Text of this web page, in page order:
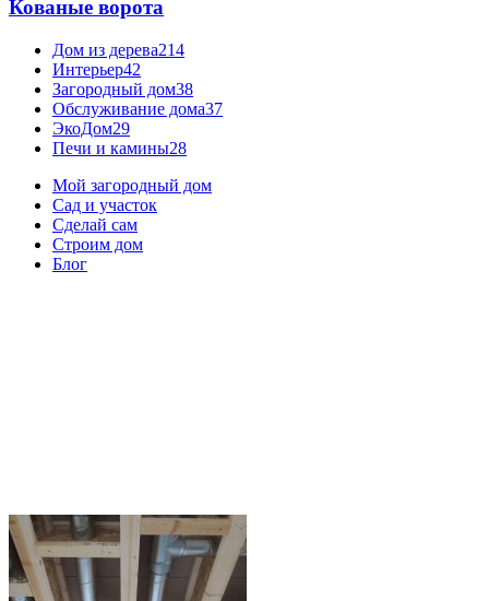
Кованые ворота
Дом из дерева214
Интерьер42
Загородный дом38
Обслуживание дома37
ЭкоДом29
Печи и камины28
Мой загородный дом
Сад и участок
Сделай сам
Строим дом
Блог